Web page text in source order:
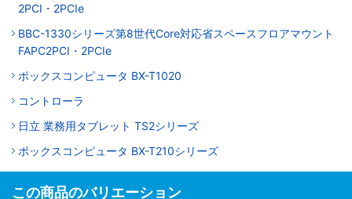
2PCI・2PCIe
BBC-1330シリーズ第8世代Core対応省スペースフロアマウント
FAPC2PCI・2PCIe
ボックスコンピュータ BX-T1020
コントローラ
日立 業務用タブレット TS2シリーズ
ボックスコンピュータ BX-T210シリーズ
この商品のバリエーション